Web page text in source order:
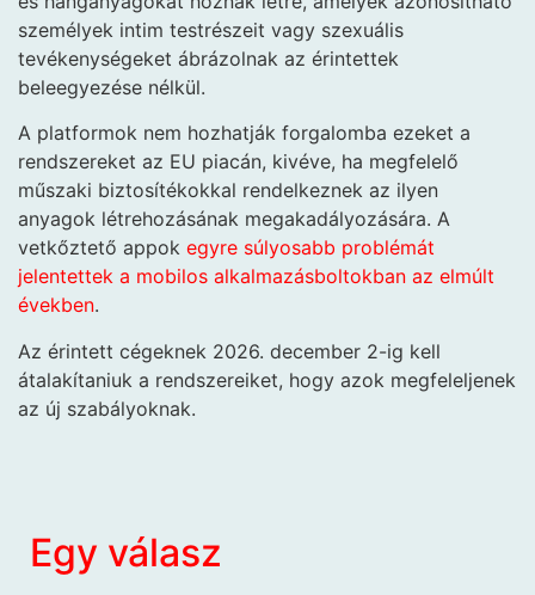
személyek intim testrészeit vagy szexuális
tevékenységeket ábrázolnak az érintettek
beleegyezése nélkül.
A platformok nem hozhatják forgalomba ezeket a
rendszereket az EU piacán, kivéve, ha megfelelő
műszaki biztosítékokkal rendelkeznek az ilyen
anyagok létrehozásának megakadályozására. A
vetkőztető appok egyre súlyosabb problémát
jelentettek a mobilos alkalmazásboltokban az elmúlt
években.
Az érintett cégeknek 2026. december 2-ig kell
átalakítaniuk a rendszereiket, hogy azok megfeleljenek
az új szabályoknak.
Egy válasz